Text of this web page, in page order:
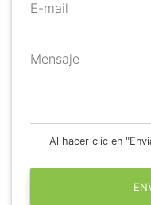
E-mail
Mensaje
Al hacer clic en